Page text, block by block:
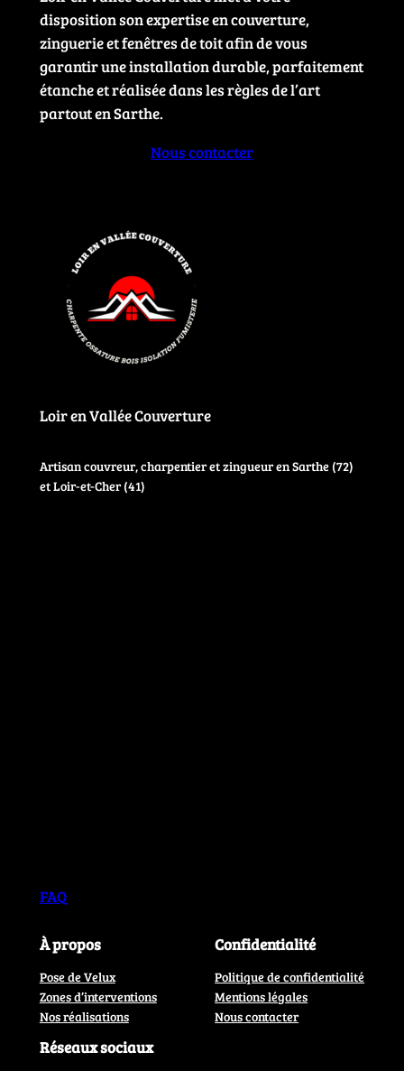
disposition son expertise en couverture,
zinguerie et fenêtres de toit afin de vous
garantir une installation durable, parfaitement
étanche et réalisée dans les règles de l’art
partout en Sarthe.
Nous contacter
Loir en Vallée Couverture
Artisan couvreur, charpentier et zingueur en Sarthe (72)
et Loir-et-Cher (41)
FAQ
À propos
Pose de Velux
Zones d’interventions
Nos réalisations
Confidentialité
Politique de confidentialité
Mentions légales
Nous contacter
Réseaux sociaux